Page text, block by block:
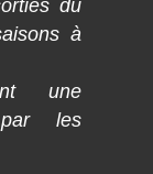
du
à
une
par les